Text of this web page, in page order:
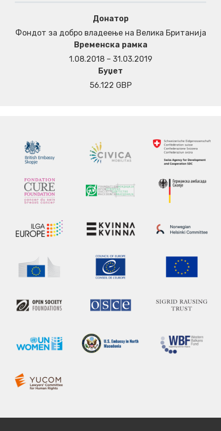
Донатор
Фондот за добро владеење на Велика Британија
Временска рамка
1.08.2018 – 31.03.2019
Буџет
56.122 GBP